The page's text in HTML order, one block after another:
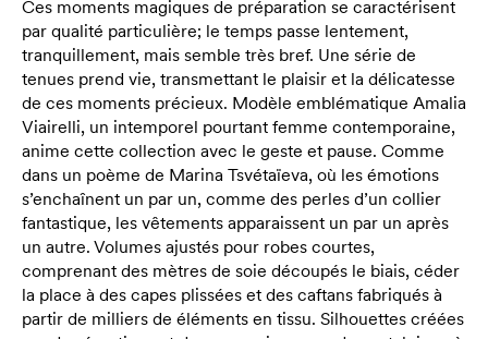
Ces moments magiques de préparation se caractérisent
par qualité particulière; le temps passe lentement,
tranquillement, mais semble très bref. Une série de
tenues prend vie, transmettant le plaisir et la délicatesse
de ces moments précieux. Modèle emblématique Amalia
Viairelli, un intemporel pourtant femme contemporaine,
anime cette collection avec le geste et pause. Comme
dans un poème de Marina Tsvétaïeva, où les émotions
s’enchaînent un par un, comme des perles d’un collier
fantastique, les vêtements apparaissent un par un après
un autre. Volumes ajustés pour robes courtes,
comprenant des mètres de soie découpés le biais, céder
la place à des capes plissées et des caftans fabriqués à
partir de milliers de éléments en tissu. Silhouettes créées